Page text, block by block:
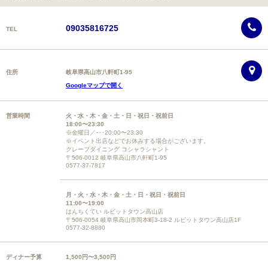
TEL 09035816725
住所
岐阜県高山市八軒町1-95
Googleマップで開く
営業時間
火・水・木・金・土・日・祝日・祝前日
18:00〜23:30
※金曜日／･･･20:00〜23:30
※イベント出店などでお休みする場合がございます。
クレープダイニング コシャラシャント
〒506-0012 岐阜県高山市八軒町1-95
0577-37-7817
月・火・水・木・金・土・日・祝日・祝前日
11:00〜19:00
はんちくてい ルビットタウン高山店
〒506-0054 岐阜県高山市岡本町3-18-2 ルビットタウン高山店1F
0577-32-8880
ディナー予算 1,500円〜3,500円